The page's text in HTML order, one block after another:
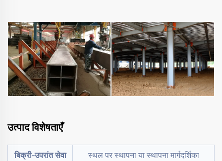
उत्पाद विशेषताएँ
बिक्री-उपरांत सेवा स्थल पर स्थापना या स्थापना मार्गदर्शिका